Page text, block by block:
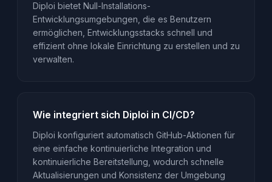
Diploi bietet Null-Installations-
Entwicklungsumgebungen, die es Benutzern
ermöglichen, Entwicklungsstacks schnell und
effizient ohne lokale Einrichtung zu erstellen und zu
verwalten.
Wie integriert sich Diploi in CI/CD?
Diploi konfiguriert automatisch GitHub-Aktionen für
eine einfache kontinuierliche Integration und
kontinuierliche Bereitstellung, wodurch schnelle
Aktualisierungen und Konsistenz der Umgebung